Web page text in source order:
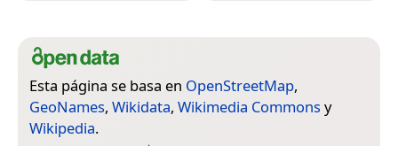
Esta página se basa en OpenStreetMap,
GeoNames, Wikidata, Wikimedia Commons y
Wikipedia.